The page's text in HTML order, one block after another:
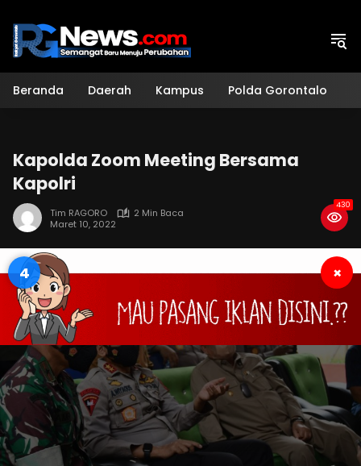
konten
Beranda Daerah Kampus Polda Gorontalo
Kapolda Zoom Meeting Bersama
Kapolri
Tim RAGORO
2 Min Baca
Maret 10, 2022
430
3 ×